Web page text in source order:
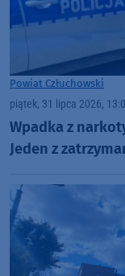
Powiat Człuchowski
piątek, 31 lipca 2026,
Wpadka z
Jeden z